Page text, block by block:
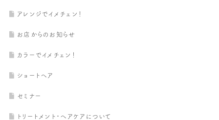
アレンジでイメチェン！
お店からのお知らせ
カラーでイメチェン！
ショートヘア
セミナー
トリートメント・ヘアケアについて